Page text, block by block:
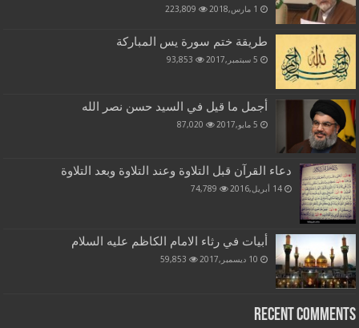
1 مارس,2018 223,809
طريقة ختم سورة يس المباركة
5 سبتمبر,2017 93,853
أجمل ما قيل في السيد حسن نصر الله
5 مايو,2017 87,020
دعاء القرآن قبل التلاوة وعند التلاوة وبعد التلاوة
14 أبريل,2016 74,789
أبيات في رثاء الامام الكاظم عليه السلام
10 ديسمبر,2017 59,853
Recent Comments